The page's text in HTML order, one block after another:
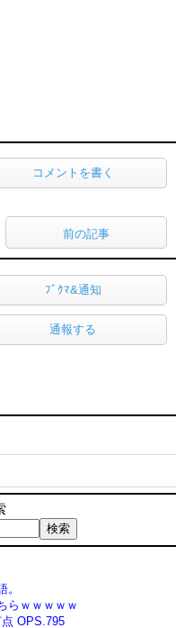
コメントを書く
前の記事
ﾌﾞｸﾏ&通知
通報する
らｗｗｗｗｗ
点 OPS.795